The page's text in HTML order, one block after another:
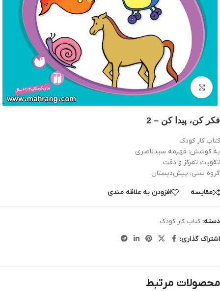
بزرگنمایی تصویر
فکر کن، پیدا کن – 2
کتاب کار کودک
به کوشش: فهيمه سيدناصری
تقویت تمرکز و دقت
گروه سنی: پيش‌دبستان
مقایسه افزودن به علاقه مندی
دسته: کتاب کار کودک
اشتراک گذاری:
محصولات مرتبط